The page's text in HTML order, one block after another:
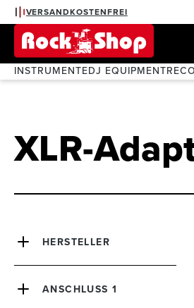
Zur Hauptnavigation
VERSANDKOSTENFREI
INSTRUMENTEDJ EQUIPMENT
XLR-
HERSTELLER
ANSCHLUSS 1